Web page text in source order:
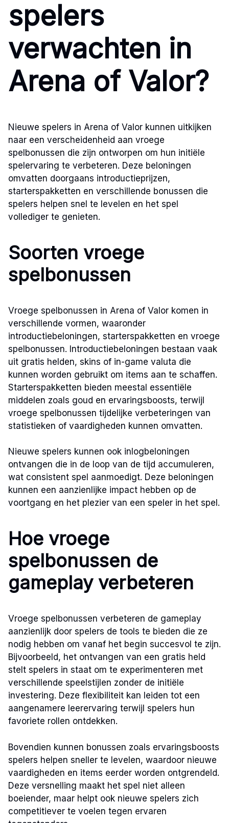
spelers
verwachten in
Arena of Valor?
Nieuwe spelers in Arena of Valor kunnen uitkijken
naar een verscheidenheid aan vroege
spelbonussen die zijn ontworpen om hun initiële
spelervaring te verbeteren. Deze beloningen
omvatten doorgaans introductieprijzen,
starterspakketten en verschillende bonussen die
spelers helpen snel te levelen en het spel
vollediger te genieten.
Soorten vroege
spelbonussen
Vroege spelbonussen in Arena of Valor komen in
verschillende vormen, waaronder
introductiebeloningen, starterspakketten en vroege
spelbonussen. Introductiebeloningen bestaan vaak
uit gratis helden, skins of in-game valuta die
kunnen worden gebruikt om items aan te schaffen.
Starterspakketten bieden meestal essentiële
middelen zoals goud en ervaringsboosts, terwijl
vroege spelbonussen tijdelijke verbeteringen van
statistieken of vaardigheden kunnen omvatten.
Nieuwe spelers kunnen ook inlogbeloningen
ontvangen die in de loop van de tijd accumuleren,
wat consistent spel aanmoedigt. Deze beloningen
kunnen een aanzienlijke impact hebben op de
voortgang en het plezier van een speler in het spel.
Hoe vroege
spelbonussen de
gameplay verbeteren
Vroege spelbonussen verbeteren de gameplay
aanzienlijk door spelers de tools te bieden die ze
nodig hebben om vanaf het begin succesvol te zijn.
Bijvoorbeeld, het ontvangen van een gratis held
stelt spelers in staat om te experimenteren met
verschillende speelstijlen zonder de initiële
investering. Deze flexibiliteit kan leiden tot een
aangenamere leerervaring terwijl spelers hun
favoriete rollen ontdekken.
Bovendien kunnen bonussen zoals ervaringsboosts
spelers helpen sneller te levelen, waardoor nieuwe
vaardigheden en items eerder worden ontgrendeld.
Deze versnelling maakt het spel niet alleen
boeiender, maar helpt ook nieuwe spelers zich
competitiever te voelen tegen ervaren